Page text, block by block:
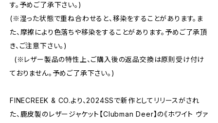
す。予めご了承下さい。)
(※湿った状態で重ね合わせると、移染をすることがあります。ま
た、摩擦により色落ちや移染をすることがあります。予めご了承頂
き、ご注意下さい。)
(※レザー製品の特性上、ご購入後の返品交換は原則受け付け
ておりません。予めご了承下さい。)
FINECREEK & CO.より、2024SSで新作としてリリースがされ
た、鹿皮製のレザージャケット【Clubman Deer】の《ホワイト ヴァ